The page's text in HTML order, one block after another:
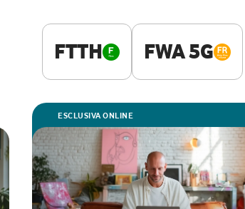
FTTH FWA 5G
ESCLUSIVA ONLINE